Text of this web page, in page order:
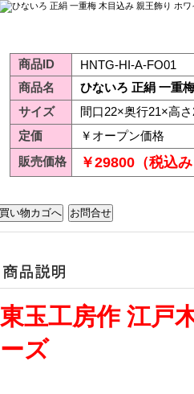
商品ID
HNTG-HI-A-FO01
商品名
ひないろ 正絹 一重
サイズ
間口22×奥行21×高
定価
￥オープン価格
販売価格
￥29800（税込
東玉工房作 江戸
ーズ